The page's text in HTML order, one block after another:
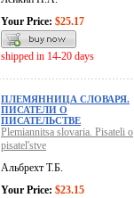
Your Price: $25.17
shipped in 14-20 days
ПЛЕМЯННИЦА СЛОВАРЯ.
ПИСАТЕЛИ О
ПИСАТЕЛЬСТВЕ
Plemiannitsa slovaria. Pisateli o
pisatel'stve
Альбрехт Т.Б.
Your Price: $23.15